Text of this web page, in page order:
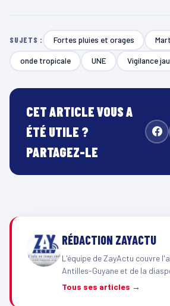
SUJETS : Fortes pluies et orages
onde tropicale UNE Vigilance
CET ARTICLE VOUS A
ÉTÉ UTILE ?
PARTAGEZ-LE
RÉDACTION ZAYACTU
L'équipe de ZayActu couvre
Antilles-Guyane et de la
Tous ses articles →